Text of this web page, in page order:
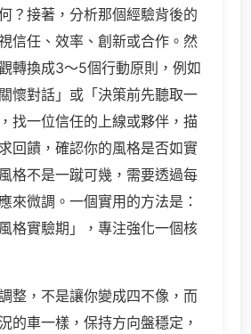
？接著，分析那個經驗背後的
信任、效率、創新或合作。然
轉換成3～5個行動原則，例如
懷對話」或「決策前先聽取一
找一位信任的上線或夥伴，描
回饋，確認你的風格是否如實
格不是一蹴可幾，需要透過每
來微調。一個實用的方法是：
格實驗期」，專注強化一個核
整，不是讓你變成四不像，而
的車一樣，保持方向盤穩定，